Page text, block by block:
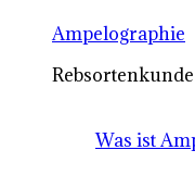
Ampelographie
Was ist